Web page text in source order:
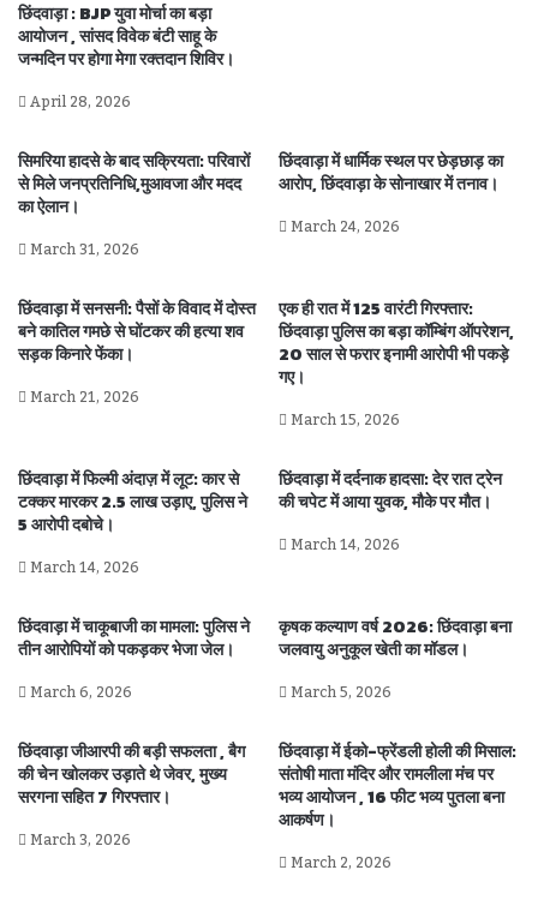
छिंदवाड़ा : BJP युवा मोर्चा का बड़ा
आयोजन , सांसद विवेक बंटी साहू के
जन्मदिन पर होगा मेगा रक्तदान शिविर।
April 28, 2026
सिमरिया हादसे के बाद सक्रियता: परिवारों
से मिले जनप्रतिनिधि,मुआवजा और मदद
का ऐलान।
March 31, 2026
छिंदवाड़ा में धार्मिक स्थल पर छेड़छाड़ का
आरोप, छिंदवाड़ा के सोनाखार में तनाव।
March 24, 2026
छिंदवाड़ा में सनसनी: पैसों के विवाद में दोस्त
बने कातिल गमछे से घोंटकर की हत्या शव
सड़क किनारे फेंका।
March 21, 2026
एक ही रात में 125 वारंटी गिरफ्तार:
छिंदवाड़ा पुलिस का बड़ा कॉम्बिंग ऑपरेशन,
20 साल से फरार इनामी आरोपी भी पकड़े
गए।
March 15, 2026
छिंदवाड़ा में फिल्मी अंदाज़ में लूट: कार से
टक्कर मारकर 2.5 लाख उड़ाए, पुलिस ने
5 आरोपी दबोचे।
March 14, 2026
छिंदवाड़ा में दर्दनाक हादसा: देर रात ट्रेन
की चपेट में आया युवक, मौके पर मौत।
March 14, 2026
छिंदवाड़ा में चाकूबाजी का मामला: पुलिस ने
तीन आरोपियों को पकड़कर भेजा जेल।
March 6, 2026
कृषक कल्याण वर्ष 2026: छिंदवाड़ा बना
जलवायु अनुकूल खेती का मॉडल।
March 5, 2026
छिंदवाड़ा जीआरपी की बड़ी सफलता , बैग
की चेन खोलकर उड़ाते थे जेवर, मुख्य
सरगना सहित 7 गिरफ्तार।
March 3, 2026
छिंदवाड़ा में ईको-फ्रेंडली होली की मिसाल:
संतोषी माता मंदिर और रामलीला मंच पर
भव्य आयोजन , 16 फीट भव्य पुतला बना
आकर्षण।
March 2, 2026